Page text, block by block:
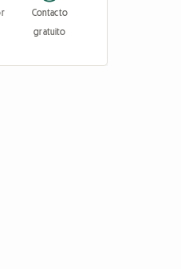
Contacto
gratuito